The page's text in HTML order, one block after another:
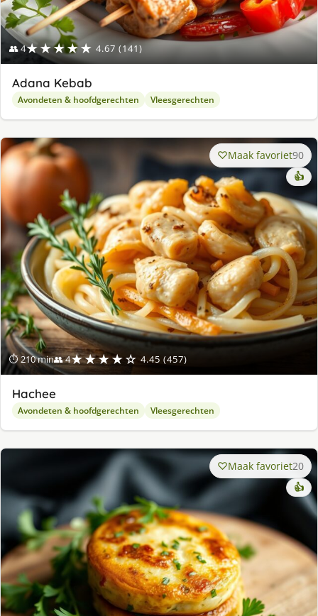
👥 4★★★★★ 4.67 (141)
Adana Kebab
Avondeten & hoofdgerechten Vleesgerechten
⏱ 210 min👥 4★★★★☆ 4.45 (457)
Maak favoriet90
👍
Hachee
Avondeten & hoofdgerechten Vleesgerechten
Maak favoriet20
👍